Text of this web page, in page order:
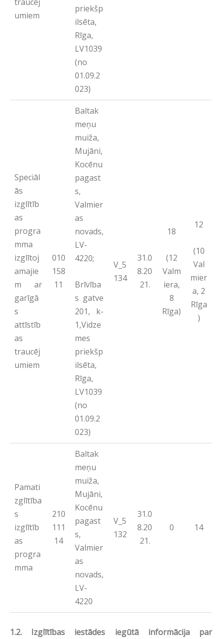
umiem
priekšp
ilsēta,
Rīga,
LV1039
(no
01.09.2
023)
Speciāl
ās
izglītīb
as
progra
mma
izglītoj
amajie
m ar
garīgā
s
attīstīb
as
traucēj
umiem
010
158
11
Baltak
meņu
muiža,
Mujāni,
Kocēnu
pagast
s,
Valmier
as
novads,
LV-
4220;
Brīvība
s gatve
201, k-
1,Vidze
mes
priekšp
ilsēta,
Rīga,
LV1039
(no
01.09.2
023)
V_5
134
31.0
8.20
21.
18
(12
Valm
iera,
8
Rīga)
12
(10
Val
mier
a, 2
Rīga
)
Pamati
zglītība
s
izglītīb
as
progra
mma
210
111
14
Baltak
meņu
muiža,
Mujāni,
Kocēnu
pagast
s,
Valmier
as
novads,
LV-
4220
V_5
132
31.0
8.20
21.
0 14
1.2. Izglītības iestādes iegūtā informācija par